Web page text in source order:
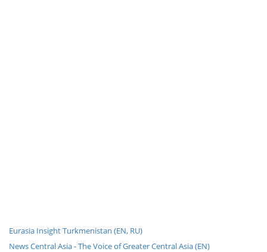
Eurasia Insight Turkmenistan (EN, RU)
News Central Asia - The Voice of Greater Central Asia (EN)